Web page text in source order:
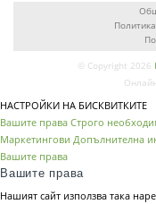
© Copyright 2026
НАСТРОЙКИ НА БИСКВИТКИТЕ
Вашите права Строго
Маркетингови Допълнителна
Вашите права
Вашите права
Нашият сайт използва така